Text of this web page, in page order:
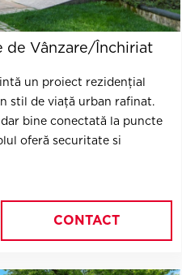
de Vânzare/Închiriat
un proiect rezidențial
stil de viață urban rafinat.
bine conectată la puncte
oferă securitate si
CONTACT